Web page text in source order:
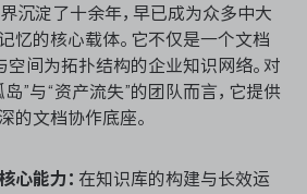
沉淀了十余年，早已成为众多中大
忆的核心载体。它不仅是一个文档
空间为拓扑结构的企业知识网络。对
”与“资产流失”的团队而言，它提供
的文档协作底座。
心能力： 在知识库的构建与长效运